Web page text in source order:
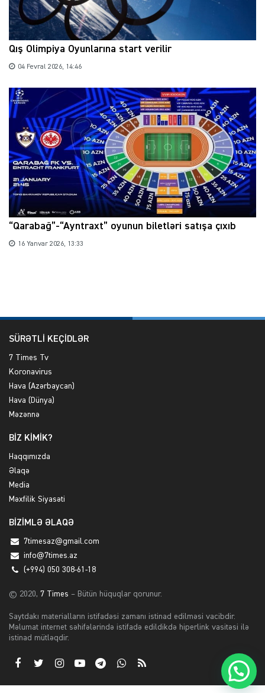
Qış Olimpiya Oyunlarına start verilir
04 Fevral 2026, 14:46
“Qarabağ”-“Ayntraxt” oyunun biletləri satışa çıxıb
16 Yanvar 2026, 13:33
SÜRƏTLİ KEÇİDLƏR
7 Times Tv
Koronavirus
Hava (Azərbaycan)
Hava (Dünya)
Məzənnə
BİZ KİMİK?
Haqqımızda
Əlaqə
Media
Məxfilik Siyasəti
BİZİMLƏ ƏLAQƏ
7timesaz@gmail.com
info@7times.az
(+994) 050 308-61-18
© 2020, 7 Times – Bütün hüquqlar qorunur.
Saytdakı materialların istifadəsi zamanı istinad edilməsi vacibdir.
Məlumat internet səhifələrində istifadə edildikdə hiperlink vasitəsi ilə
istinad mütləqdir.